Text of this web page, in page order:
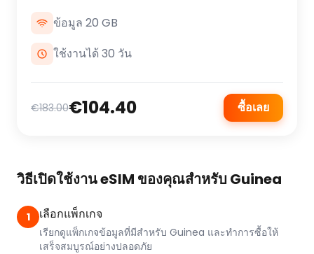
ข้อมูล 20 GB
ใช้งานได้ 30 วัน
€183.00€104.40 ซื้อเลย
วิธีเปิดใช้งาน eSIM ของคุณสำหรับ Guinea
1 เลือกแพ็กเกจ
เรียกดูแพ็กเกจข้อมูลที่มีสำหรับ Guinea และทำการซื้อให้
เสร็จสมบูรณ์อย่างปลอดภัย